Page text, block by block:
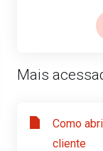
Mais
Como
cliente